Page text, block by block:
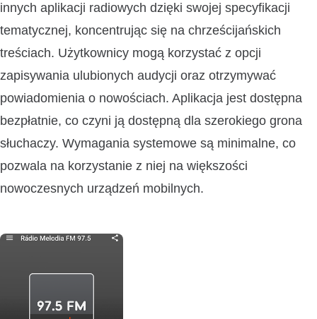
innych aplikacji radiowych dzięki swojej specyfikacji
tematycznej, koncentrując się na chrześcijańskich
treściach. Użytkownicy mogą korzystać z opcji
zapisywania ulubionych audycji oraz otrzymywać
powiadomienia o nowościach. Aplikacja jest dostępna
bezpłatnie, co czyni ją dostępną dla szerokiego grona
słuchaczy. Wymagania systemowe są minimalne, co
pozwala na korzystanie z niej na większości
nowoczesnych urządzeń mobilnych.